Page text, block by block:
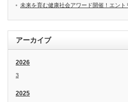
未来を育む健康社会アワード開催！エン
アーカイブ
2026
3
2025